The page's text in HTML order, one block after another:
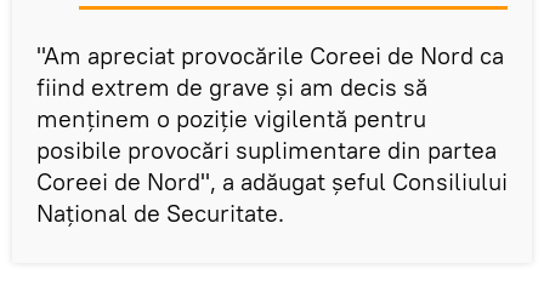
"Am apreciat provocările Coreei de Nord ca
fiind extrem de grave și am decis să
menținem o poziție vigilentă pentru
posibile provocări suplimentare din partea
Coreei de Nord", a adăugat șeful Consiliului
Național de Securitate.